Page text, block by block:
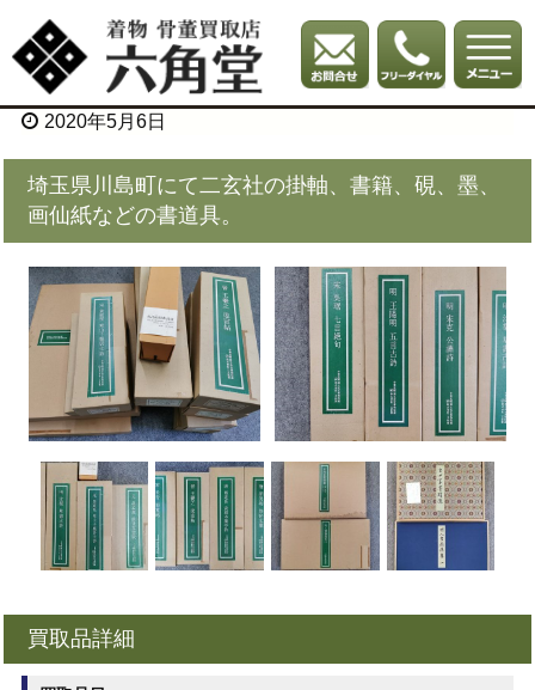
2020年5月6日
埼玉県川島町にて二玄社の掛軸、書籍、硯、墨、
画仙紙などの書道具。
買取品詳細